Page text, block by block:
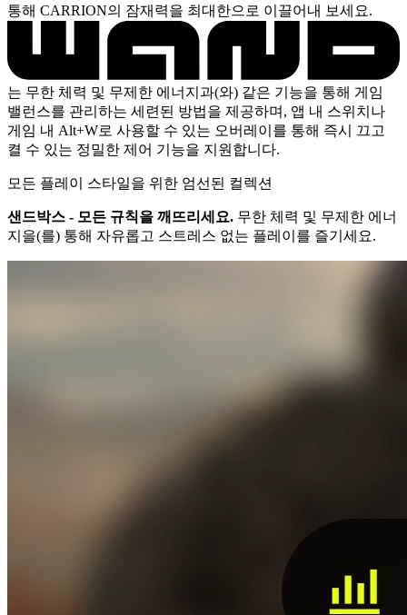
통해 CARRION의 잠재력을 최대한으로 이끌어내 보세요.
는 무한 체력 및 무제한 에너지과(와) 같은 기능을 통해 게임
밸런스를 관리하는 세련된 방법을 제공하며, 앱 내 스위치나
게임 내 Alt+W로 사용할 수 있는 오버레이를 통해 즉시 끄고
켤 수 있는 정밀한 제어 기능을 지원합니다.
모든 플레이 스타일을 위한 엄선된 컬렉션
샌드박스 - 모든 규칙을 깨뜨리세요. 무한 체력 및 무제한 에너
지을(를) 통해 자유롭고 스트레스 없는 플레이를 즐기세요.